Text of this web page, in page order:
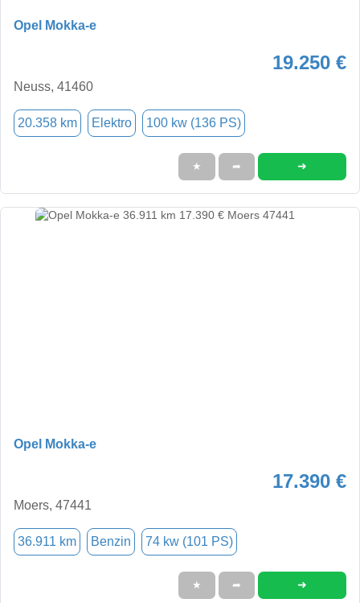
Opel Mokka-e
19.250 €
Neuss, 41460
20.358 km Elektro 100 kw (136 PS)
★ ➦ ➜
Opel Mokka-e
17.390 €
Moers, 47441
36.911 km Benzin 74 kw (101 PS)
★ ➦ ➜